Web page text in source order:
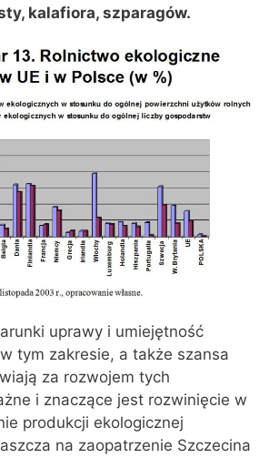
kalafiora, szparagów.
uprawy i umiejętność
tym zakresie, a także szansa
za rozwojem tych
i znaczące jest rozwinięcie w
produkcji ekologicznej
na zaopatrzenie Szczecina